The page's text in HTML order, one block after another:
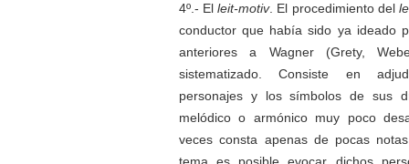
4º.- Elleit-motiv. El procedimiento del
conductor que había sido ya ideado
anteriores a Wagner (Grety,
sistematizado. Consiste en
personajes y los símbolos de sus
melódico o armónico muy poco
veces consta apenas de pocas